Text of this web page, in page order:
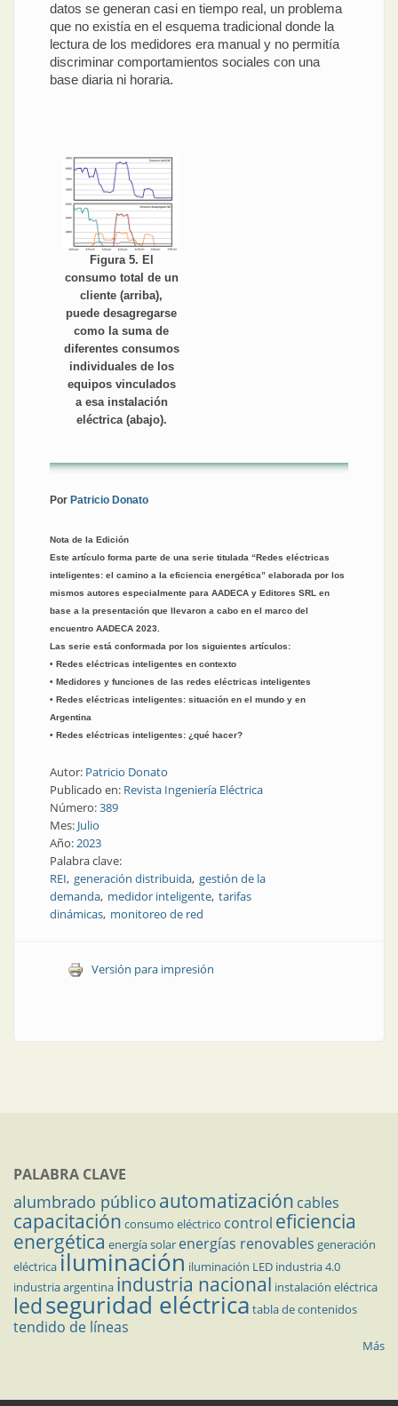
datos se generan casi en tiempo real, un problema
que no existía en el esquema tradicional donde la
lectura de los medidores era manual y no permitía
discriminar comportamientos sociales con una
base diaria ni horaria.
Figura 5. El
consumo total de un
cliente (arriba),
puede desagregarse
como la suma de
diferentes consumos
individuales de los
equipos vinculados
a esa instalación
eléctrica (abajo).
Por Patricio Donato
Nota de la Edición
Este artículo forma parte de una serie titulada “Redes eléctricas
inteligentes: el camino a la eficiencia energética” elaborada por los
mismos autores especialmente para AADECA y Editores SRL en
base a la presentación que llevaron a cabo en el marco del
encuentro AADECA 2023.
Las serie está conformada por los siguientes artículos:
• Redes eléctricas inteligentes en contexto
• Medidores y funciones de las redes eléctricas inteligentes
• Redes eléctricas inteligentes: situación en el mundo y en
Argentina
• Redes eléctricas inteligentes: ¿qué hacer?
Autor: Patricio Donato
Publicado en: Revista Ingeniería Eléctrica
Número:389
Mes: Julio
Año: 2023
Palabra clave:
REI generación distribuida gestión de la
demanda medidor inteligente tarifas
dinámicas monitoreo de red
Versión para impresión
PALABRA CLAVE
alumbrado público automatización cables
capacitación consumo eléctrico control eficiencia
energética energía solar energías renovables generación
eléctricailuminación iluminación LED industria 4.0
industria argentina industria nacional instalación eléctrica
ledseguridad eléctrica tabla de contenidos
tendido de líneas
Más